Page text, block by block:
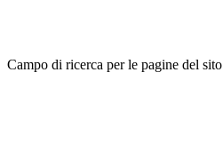
Campo di ricerca per le pagine del sito